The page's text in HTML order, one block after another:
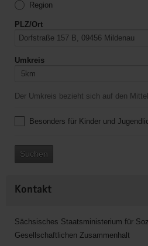
Region
PLZ/Ort
Umkreis
Der Umkreis bezieht sich auf den
Besonders für Kinder und
Suchen
Kontakt
Sächsisches Staatsministerium für
Gesellschaftlichen Zusammenhalt